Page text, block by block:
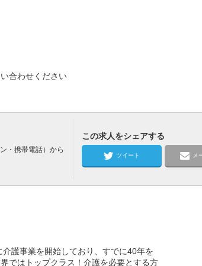
合わせください
・携帯電話）から
この求人をシェアする
ツイート メ
護事業を開始しており、すでに40年を
ではトップクラス！介護を必要とする方